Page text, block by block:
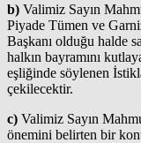
b) Valimiz Sayın
Piyade Tümen ve
Başkanı olduğu halde
halkın bayramını
eşliğinde söylenen
çekilecektir.
c) Valimiz Sayın
önemini belirten bir